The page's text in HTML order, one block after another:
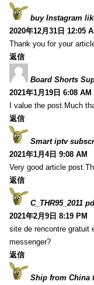
buy Instagram
2020年12月31日 12:05
Thank you for your
返信
Board Shorts
2021年1月19日 6:08 AM
I value the post.Much
返信
Smart iptv
2021年1月4日 9:08 AM
Very good article
返信
C_THR95_2011
2021年2月9日 8:19 PM
site de rencontre gratuit
messenger?
返信
Ship from China